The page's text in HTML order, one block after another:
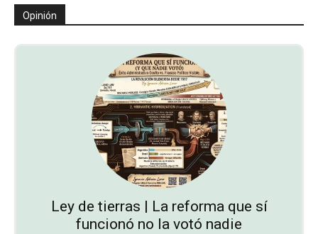
Opinión
Ley de tierras | La reforma que sí
funcionó no la votó nadie